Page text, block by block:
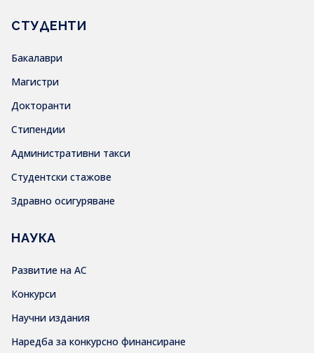
СТУДЕНТИ
Бакалаври
Магистри
Докторанти
Стипендии
Административни такси
Студентски стажове
Здравно осигуряване
НАУКА
Развитие на АС
Конкурси
Научни издания
Наредба за конкурсно финансиране